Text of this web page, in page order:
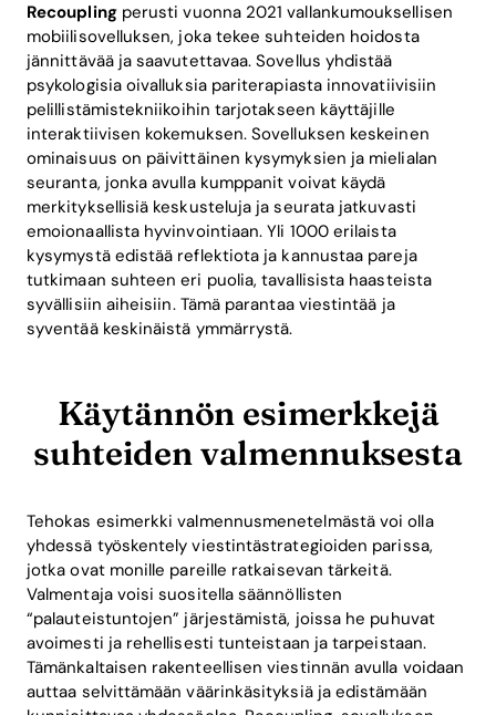
Recouplingperusti vuonna 2021 vallankumouksellisen
mobiilisovelluksen, joka tekee suhteiden hoidosta
jännittävää ja saavutettavaa. Sovellus yhdistää
psykologisia oivalluksia pariterapiasta innovatiivisiin
pelillistämistekniikoihin tarjotakseen käyttäjille
interaktiivisen kokemuksen. Sovelluksen keskeinen
ominaisuus on päivittäinen kysymyksien ja mielialan
seuranta, jonka avulla kumppanit voivat käydä
merkityksellisiä keskusteluja ja seurata jatkuvasti
emoionaallista hyvinvointiaan. Yli 1000 erilaista
kysymystä edistää reflektiota ja kannustaa pareja
tutkimaan suhteen eri puolia, tavallisista haasteista
syvällisiin aiheisiin. Tämä parantaa viestintää ja
syventää keskinäistä ymmärrystä.
Käytännön esimerkkejä
suhteiden valmennuksesta
Tehokas esimerkki valmennusmenetelmästä voi olla
yhdessä työskentely viestintästrategioiden parissa,
jotka ovat monille pareille ratkaisevan tärkeitä.
Valmentaja voisi suositella säännöllisten
“palauteistuntojen” järjestämistä, joissa he puhuvat
avoimesti ja rehellisesti tunteistaan ja tarpeistaan.
Tämänkaltaisen rakenteellisen viestinnän avulla voidaan
auttaa selvittämään väärinkäsityksiä ja edistämään